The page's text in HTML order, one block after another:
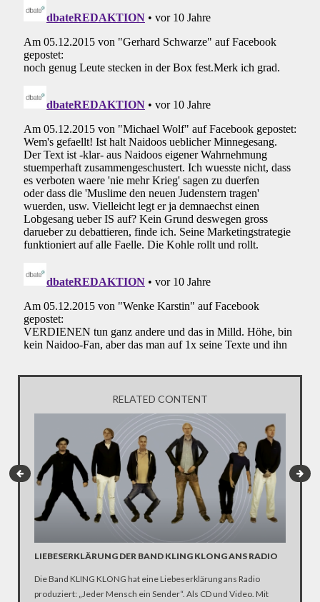
RELATED CONTENT
LIEBESERKLÄRUNG DER BAND KLING KLONG ANS RADIO
Die Band KLING KLONG hat eine Liebeserklärung ans Radio
produziert: „Jeder Mensch ein Sender“. Als CD und Video. Mit